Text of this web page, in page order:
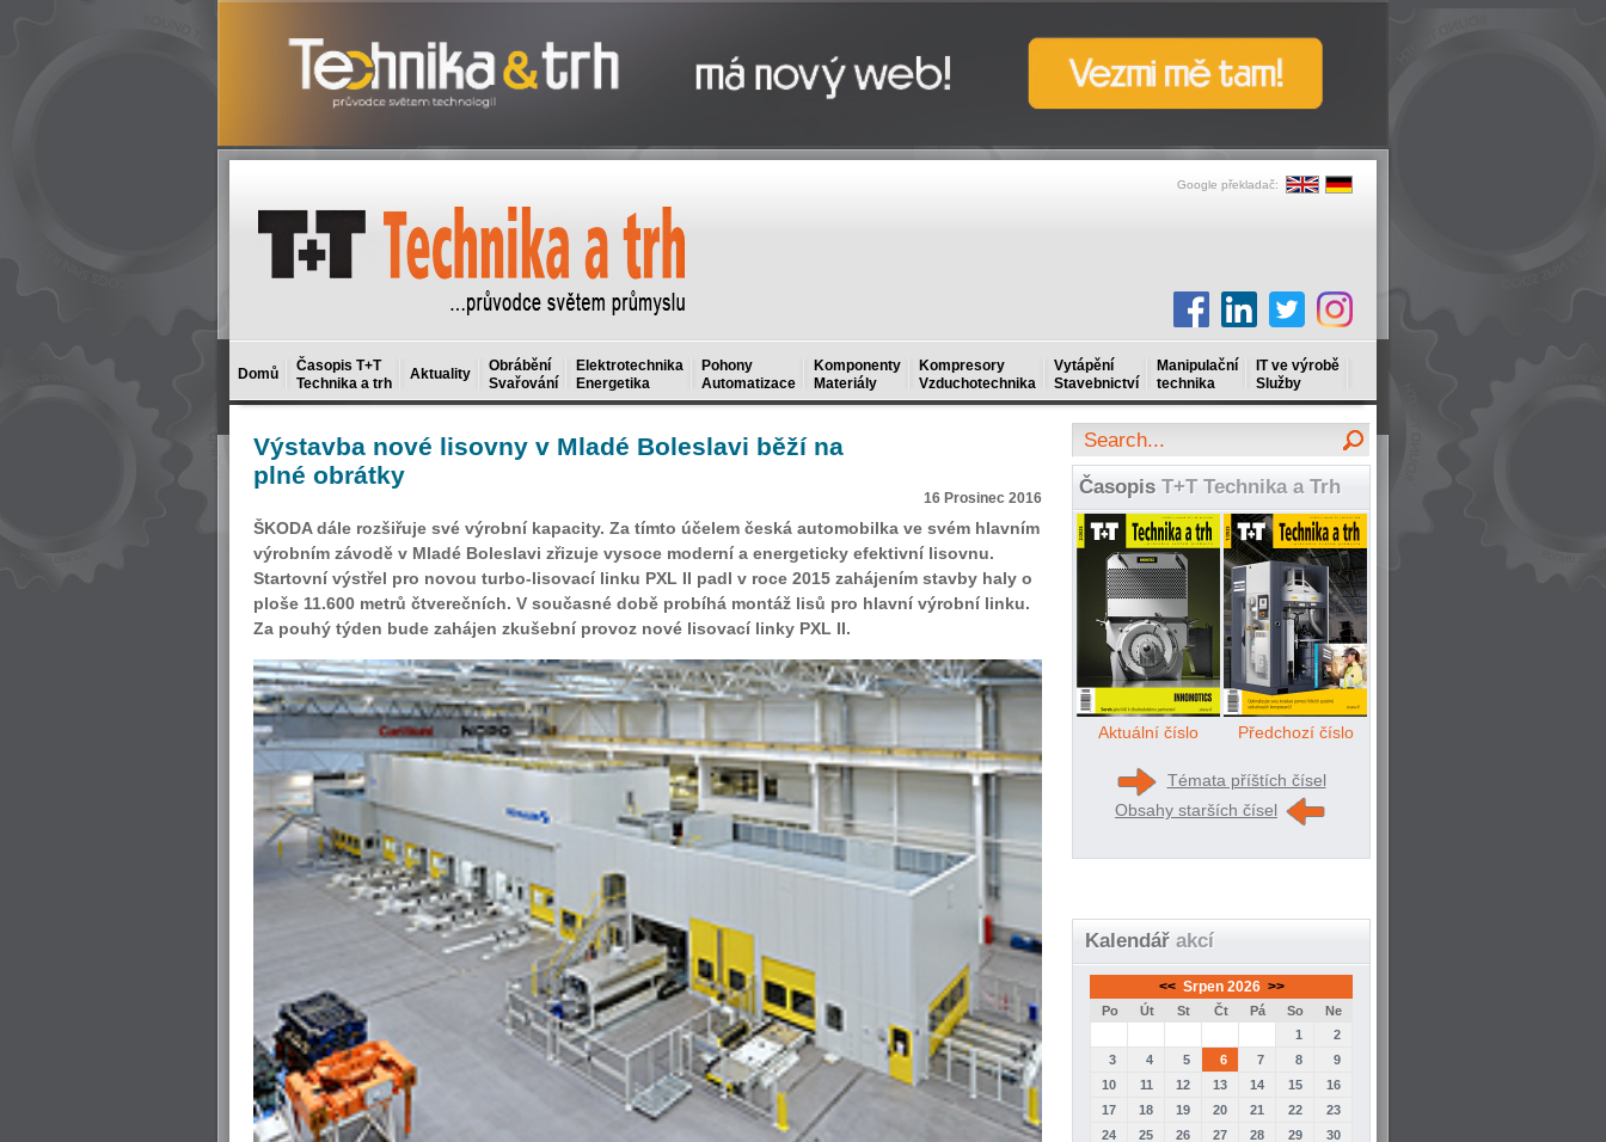
Google překladač:
Domů
Časopis T+T
Technika a trh
Aktuality
Obrábění
Svařování
Elektrotechnika
Energetika
Pohony
Automatizace
Komponenty
Materiály
Kompresory
Vzduchotechnika
Vytápění
Stavebnictví
Manipulační
technika
IT ve výrobě
Služby
Výstavba nové lisovny v Mladé Boleslavi běží na
plné obrátky
16 Prosinec 2016
ŠKODA dále rozšiřuje své výrobní kapacity. Za tímto účelem česká automobilka ve svém hlavním
výrobním závodě v Mladé Boleslavi zřizuje vysoce moderní a energeticky efektivní lisovnu.
Startovní výstřel pro novou turbo-lisovací linku PXL II padl v roce 2015 zahájením stavby haly o
ploše 11.600 metrů čtverečních. V současné době probíhá montáž lisů pro hlavní výrobní linku.
Za pouhý týden bude zahájen zkušební provoz nové lisovací linky PXL II.
Časopis T+T Technika a Trh
Aktuální číslo Předchozí číslo
Témata příštích čísel
Obsahy starších čísel
Kalendář akcí
<< Srpen 2026 >>
Po Út St Čt Pá So
Ne
1
2
3
4 5 6 7 8
9
10
11 12 13 14 15
16
17
18 19 20 21 22
23
24
25 26 27 28 29
30